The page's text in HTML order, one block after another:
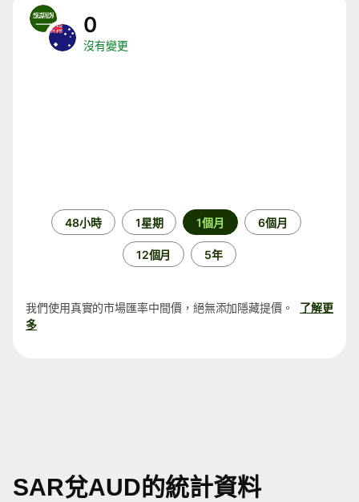
0
沒有變更
48小時 1星期 1個月 6個月
12個月 5年
我們使用真實的市場匯率中間價，絕無添加隱藏提價。
了解更
多
SAR兌AUD的統計資料